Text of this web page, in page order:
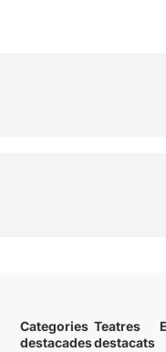
Categories
destacades
Teatres
destacats